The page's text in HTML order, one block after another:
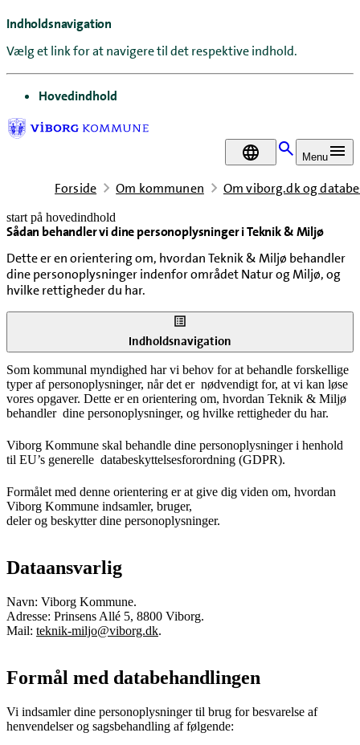
Indholdsnavigation
Vælg et link for at navigere til det respektive indhold.
gå til
Hovedindhold
DA Menu
Forside Om kommunen Om viborg.dk og
start på hovedindhold
Sådan behandler vi dine personoplysninger i Teknik & Miljø
Dette er en orientering om, hvordan Teknik & Miljø behandler
dine personoplysninger indenfor området Natur og Miljø, og
hvilke rettigheder du har.
senest opdateret 2. juni 2026
Indholdsnavigation
Som kommunal myndighed har vi behov for at behandle forskellige
typer af personoplysninger, når det er nødvendigt for, at vi kan løse
vores opgaver. Dette er en orientering om, hvordan Teknik & Miljø
behandler dine personoplysninger, og hvilke rettigheder du har.
Viborg Kommune skal behandle dine personoplysninger i henhold
til EU’s generelle databeskyttelsesforordning (GDPR).
Formålet med denne orientering er at give dig viden om, hvordan
Viborg Kommune indsamler, bruger,
deler og beskytter dine personoplysninger.
Dataansvarlig
Navn: Viborg Kommune.
Adresse: Prinsens Allé 5, 8800 Viborg.
Mail: teknik-miljo@viborg.dk.
Formål med databehandlingen
Vi indsamler dine personoplysninger til brug for besvarelse af
henvendelser og sagsbehandling af følgende: